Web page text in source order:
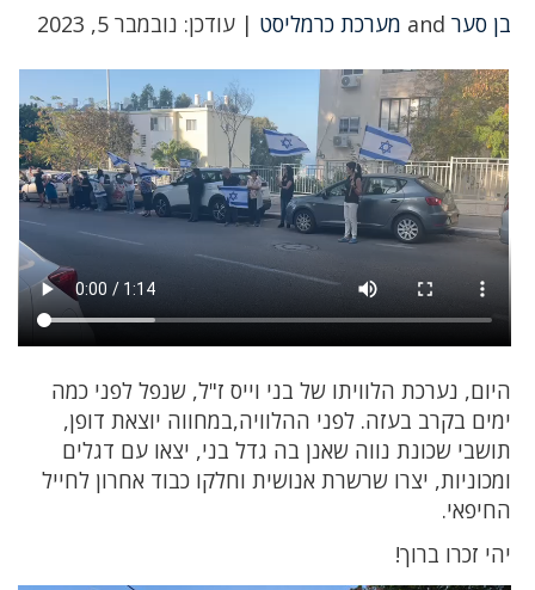
בן סער מערכת כרמליסט | עודכן: נובמבר 5, 2023
היום, נערכת הלוויתו של בני וייס ז"ל, שנפל לפני כמה
ימים בקרב בעזה. לפני ההלוויה,במחווה יוצאת דופן,
תושבי שכונת נווה שאנן בה גדל בני, יצאו עם דגלים
ומכוניות, יצרו שרשרת אנושית וחלקו כבוד אחרון לחייל
החיפאי.
יהי זכרו ברוך!